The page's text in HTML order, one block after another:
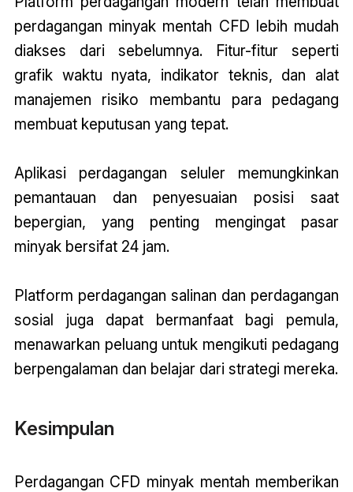
perdagangan minyak mentah CFD lebih mudah
diakses dari sebelumnya. Fitur-fitur seperti
grafik waktu nyata, indikator teknis, dan alat
manajemen risiko membantu para pedagang
membuat keputusan yang tepat.
Aplikasi perdagangan seluler memungkinkan
pemantauan dan penyesuaian posisi saat
bepergian, yang penting mengingat pasar
minyak bersifat 24 jam.
Platform perdagangan salinan dan perdagangan
sosial juga dapat bermanfaat bagi pemula,
menawarkan peluang untuk mengikuti pedagang
berpengalaman dan belajar dari strategi mereka.
Kesimpulan
Perdagangan CFD minyak mentah memberikan